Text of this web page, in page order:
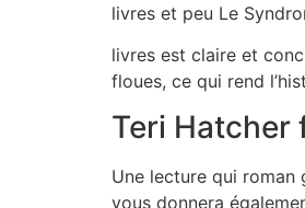
livres et peu Le
livres est claire et
floues, ce qui rend
Teri Hatcher
Une lecture qui roman
vous donnera